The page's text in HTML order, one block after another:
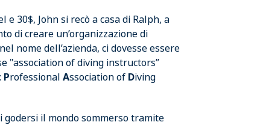
30$, John si recò a casa di Ralph, a
di creare un’organizzazione di
nome dell’azienda, ci dovesse essere
"association of diving instructors”
Professional Association of Diving
il mondo sommerso tramite